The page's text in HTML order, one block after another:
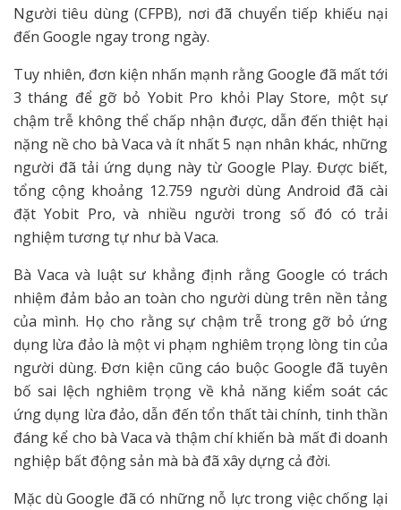
Người tiêu dùng (CFPB), nơi đã chuyển tiếp khiếu nại
đến Google ngay trong ngày.
Tuy nhiên, đơn kiện nhấn mạnh rằng Google đã mất tới
3 tháng để gỡ bỏ Yobit Pro khỏi Play Store, một sự
chậm trễ không thể chấp nhận được, dẫn đến thiệt hại
nặng nề cho bà Vaca và ít nhất 5 nạn nhân khác, những
người đã tải ứng dụng này từ Google Play. Được biết,
tổng cộng khoảng 12.759 người dùng Android đã cài
đặt Yobit Pro, và nhiều người trong số đó có trải
nghiệm tương tự như bà Vaca.
Bà Vaca và luật sư khẳng định rằng Google có trách
nhiệm đảm bảo an toàn cho người dùng trên nền tảng
của mình. Họ cho rằng sự chậm trễ trong gỡ bỏ ứng
dụng lừa đảo là một vi phạm nghiêm trọng lòng tin của
người dùng. Đơn kiện cũng cáo buộc Google đã tuyên
bố sai lệch nghiêm trọng về khả năng kiểm soát các
ứng dụng lừa đảo, dẫn đến tổn thất tài chính, tinh thần
đáng kể cho bà Vaca và thậm chí khiến bà mất đi doanh
nghiệp bất động sản mà bà đã xây dựng cả đời.
Mặc dù Google đã có những nỗ lực trong việc chống lại